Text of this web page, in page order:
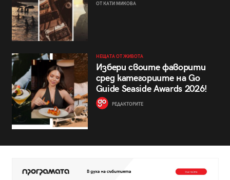
ОТ КАТИ МИКОВА
НЕЩАТА ОТ ЖИВОТА
Избери своите фаворити
сред категориите на Go
Guide Seaside Awards 2026!
РЕДАКТОРИТЕ